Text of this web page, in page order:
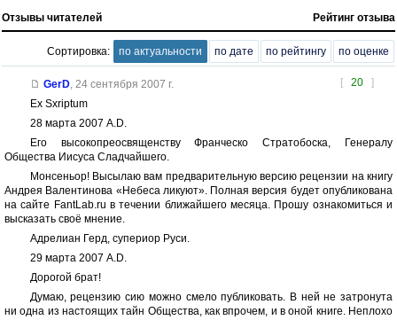
Отзывы читателей Рейтинг отзыва
Сортировка: по актуальности по дате по рейтингу по оценке
[ 20 ]
GerD, 24 сентября 2007 г.
Ex Sxriptum
28 марта 2007 A.D.
Его высокопреосвященству Франческо Стратобоска, Генералу
Общества Иисуса Сладчайшего.
Монсеньор! Высылаю вам предварительную версию рецензии на книгу
Андрея Валентинова «Небеса ликуют». Полная версия будет опубликована
на сайте FantLab.ru в течении ближайшего месяца. Прошу ознакомиться и
высказать своё мнение.
Адрелиан Герд, супериор Руси.
29 марта 2007 A.D.
Дорогой брат!
Думаю, рецензию сию можно смело публиковать. В ней не затронута
ни одна из настоящих тайн Общества, как впрочем, и в оной книге. Неплохо